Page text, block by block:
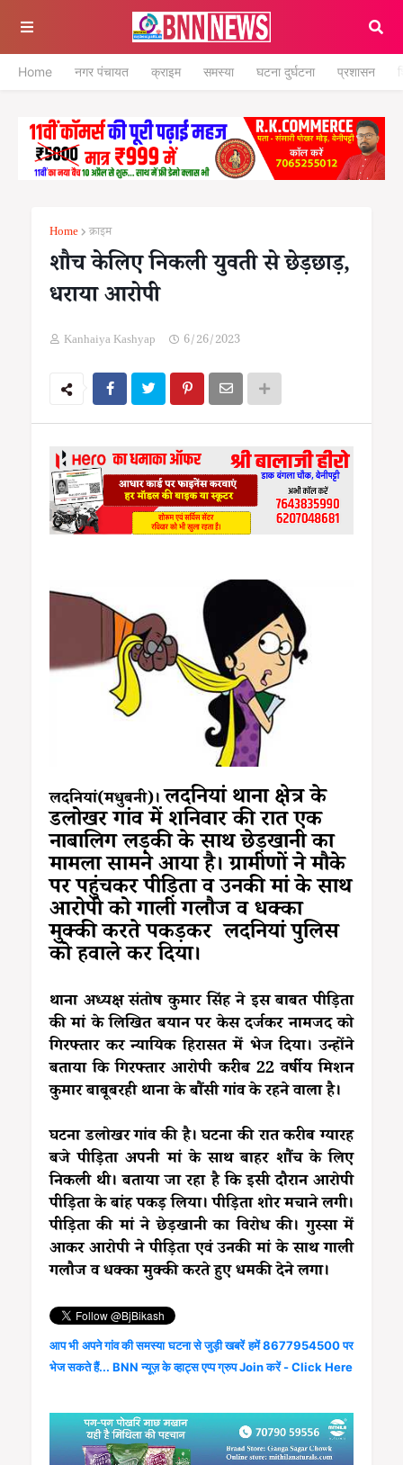
Home नगर पंचायत क्राइम समस्या घटना दुर्घटना प्रशासन
Home क्राइम
शौच केलिए निकली युवती से छेड़छाड़,
धराया आरोपी
Kanhaiya Kashyap 6/26/2023
लदनियां(मधुबनी)।लदनियां थाना क्षेत्र के
डलोखर गांव में शनिवार की रात एक
नाबालिग लड़की के साथ छेड़खानी का
मामला सामने आया है। ग्रामीणों ने मौके
पर पहुंचकर पीड़िता व उनकी मां के साथ
आरोपी को गाली गलौज व धक्का
मुक्की करते पकड़कर लदनियां पुलिस
को हवाले कर दिया।
थाना अध्यक्ष संतोष कुमार सिंह ने इस बाबत पीड़िता
की मां के लिखित बयान पर केस दर्जकर नामजद को
गिरफ्तार कर न्यायिक हिरासत में भेज दिया। उन्होंने
बताया कि गिरफ्तार आरोपी करीब 22 वर्षीय मिशन
कुमार बाबूबरही थाना के बौंसी गांव के रहने वाला है।
घटना डलोखर गांव की है। घटना की रात करीब ग्यारह
बजे पीड़िता अपनी मां के साथ बाहर शौंच के लिए
निकली थी। बताया जा रहा है कि इसी दौरान आरोपी
पीड़िता के बांह पकड़ लिया। पीड़िता शोर मचाने लगी।
पीड़िता की मां ने छेड़खानी का विरोध की। गुस्सा में
आकर आरोपी ने पीड़िता एवं उनकी मां के साथ गाली
गलौज व धक्का मुक्की करते हुए धमकी देने लगा।
आप भी अपने गांव की समस्या घटना से जुड़ी खबरें हमें 8677954500 पर
भेज सकते हैं... BNN न्यूज़ के व्हाट्स एप्प ग्रुप Join करें - Click Here